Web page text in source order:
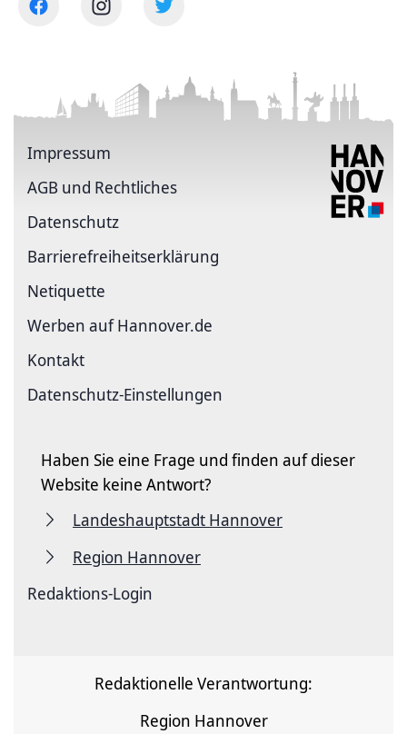
Impressum
AGB und Rechtliches
Datenschutz
Barriere­freiheits­erklärung
Netiquette
Werben auf Hannover.de
Kontakt
Datenschutz-Einstellungen
Haben Sie eine Frage und finden auf dieser
Website keine Antwort?
Landeshauptstadt Hannover
Region Hannover
Redaktions-Login
Redaktionelle Verantwortung:
Region Hannover